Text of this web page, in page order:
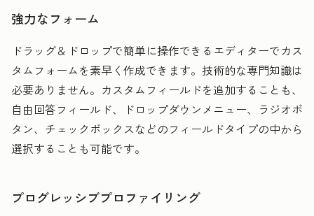
強力なフォーム
ドラッグ＆ドロップで簡単に操作できるエディターでカス
タムフォームを素早く作成できます。技術的な専門知識は
必要ありません。カスタムフィールドを追加することも、
自由回答フィールド、ドロップダウンメニュー、ラジオボ
タン、チェックボックスなどのフィールドタイプの中から
選択することも可能です。
プログレッシブプロファイリング